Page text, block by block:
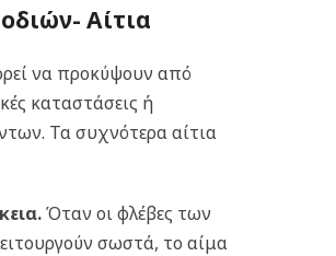
Αίτια
να προκύψουν από
καταστάσεις ή
Τα συχνότερα αίτια
Όταν οι φλέβες των
σωστά, το αίμα